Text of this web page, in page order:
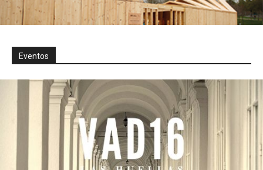
Eventos